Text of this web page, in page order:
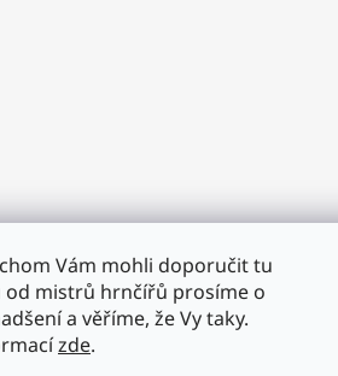
Vám mohli doporučit tu
mistrů hrnčířů prosíme o
a věříme, že Vy taky.
zde.